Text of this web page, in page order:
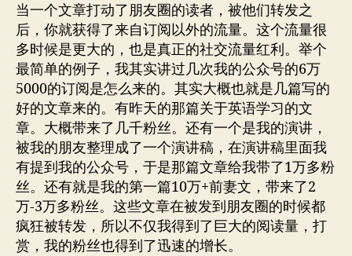
当一个文章打动了朋友圈的读者，被他们转发之
后，你就获得了来自订阅以外的流量。这个流量很
多时候是更大的，也是真正的社交流量红利。举个
最简单的例子，我其实讲过几次我的公众号的6万
5000的订阅是怎么来的。其实大概也就是几篇写的
好的文章来的。有昨天的那篇关于英语学习的文
章。大概带来了几千粉丝。还有一个是我的演讲，
被我的朋友整理成了一个演讲稿，在演讲稿里面我
有提到我的公众号，于是那篇文章给我带了1万多粉
丝。还有就是我的第一篇10万+前妻文，带来了2
万-3万多粉丝。这些文章在被发到朋友圈的时候都
疯狂被转发，所以不仅我得到了巨大的阅读量，打
赏，我的粉丝也得到了迅速的增长。